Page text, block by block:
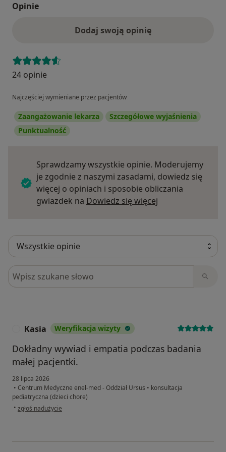
Opinie
Dodaj swoją opinię
24 opinie
Najczęściej wymieniane przez pacjentów
Zaangażowanie lekarza
Szczegółowe wyjaśnienia
Punktualność
Sprawdzamy wszystkie opinie. Moderujemy
je zgodnie z naszymi zasadami, dowiedz się
więcej o opiniach i sposobie obliczania
gwiazdek na Dowiedz się więcej
Szukaj w opiniach
Kasia Weryfikacja wizyty
Dokładny wywiad i empatia podczas badania
małej pacjentki.
28 lipca 2026
• Centrum Medyczne enel-med - Oddział Ursus • konsultacja
pediatryczna (dzieci chore)
• w opinii użytkownika Kasia
zgłoś nadużycie